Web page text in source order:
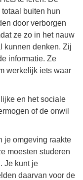
buiten hun
door verborgen
ze zo in het nauw
kunnen denken. Zij
informatie. Ze
werkelijk iets waar
en het sociale
of de onwil
je omgeving raakte
moesten studeren
Je kunt je
daarvan voor de